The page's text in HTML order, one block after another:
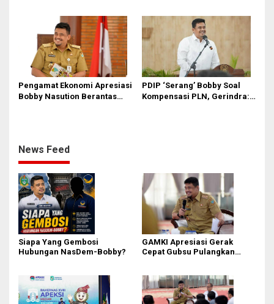
Medan di Eranya
Langsung Ambil Langkah
Pengamat Ekonomi Apresiasi
Bobby Nasution Berantas
PDIP ‘Serang’ Bobby Soal
Kompensasi PLN, Gerindra:
News Feed
Siapa Yang Gembosi
Hubungan NasDem-Bobby?
GAMKI Apresiasi Gerak
Cepat Gubsu Pulangkan